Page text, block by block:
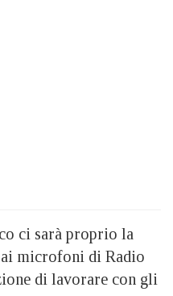
ci sarà proprio la
ai microfoni di Radio
di lavorare con gli